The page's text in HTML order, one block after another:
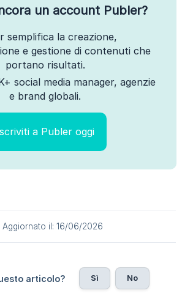
un account Publer?
semplifica la creazione,
e gestione di contenuti che
portano risultati.
social media manager, agenzie
e brand globali.
a Publer oggi
Aggiornato il: 16/06/2026
articolo? Sì No